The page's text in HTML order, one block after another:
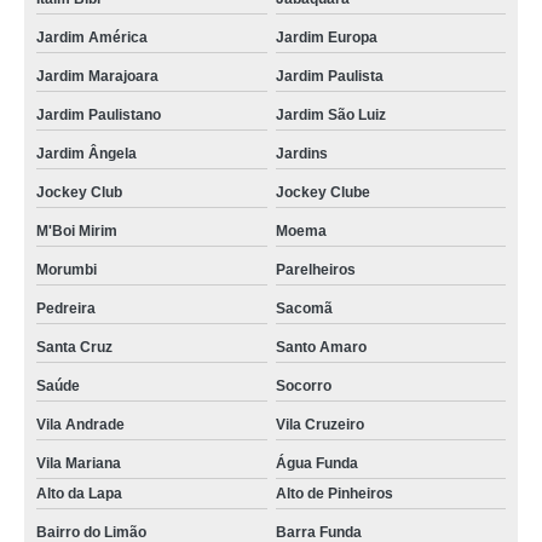
lembrancinha cha de bebê menino preço Parque São Rafael
onde tem lembrancinha cha de bebê menina Itu
lembrancinhas de cha de bebê menino preço Sumaré
quanto custa lembrancinha de cha de bebê menina Jardim América
onde tem lembrancinha cha de bebê personalizada Vila Endres
lembrança chá de bebê Serra da Cantareira
lembrancinhas de cha de bebê preço Jardim Paulistano
onde tem lembrancinhas de cha de bebê menino Limão
lembrancinhas de cha de bebê menina Mooca
lembrancinhas de cha de bebê simples preço Ermelino Matarazzo
lembrancinha de cha de bebê simples Jardim Paulista
Jardim América Jardim Europa
Jardim Marajoara Jardim Paulista
Jardim Paulistano Jardim São Luiz
Jardim Ângela Jardins
Jockey Club Jockey Clube
M'Boi Mirim Moema
Morumbi Parelheiros
Pedreira Sacomã
Santa Cruz Santo Amaro
Saúde Socorro
Vila Andrade Vila Cruzeiro
Vila Mariana
Água Funda
Alto da Lapa
Alto de Pinheiros
Bairro do Limão Barra Funda